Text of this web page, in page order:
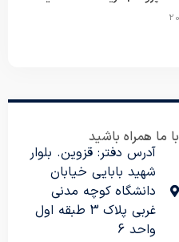
با ما همراه باشید
آدرس دفتر: قزوین. بلوار
شهید بابایی خیابان
دانشگاه کوچه مدنی
غربی پلاک 3 طبقه اول
واحد 6